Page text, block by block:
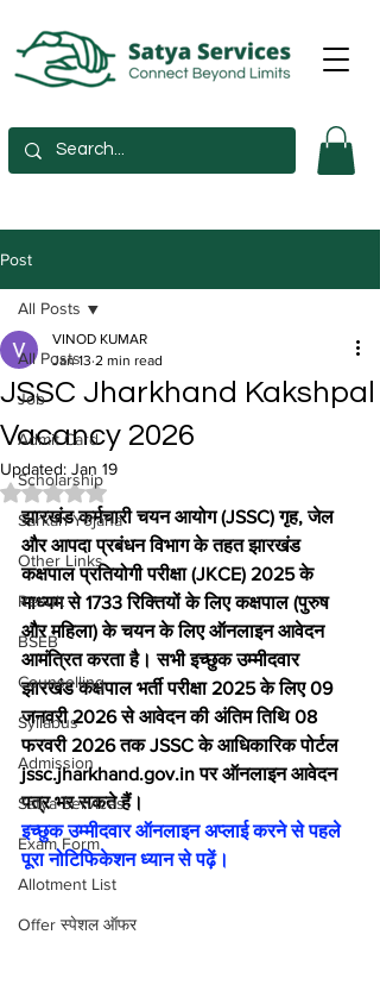
Post
All Posts
Job
Admit Card
Scholarship
Sarkari Yojana
Other Links
Result
BSEB
Counselling
Syllabus
Admission
Satya Services
Exam Form
Allotment List
Offer स्पेशल ऑफर
All Posts
JSSC Jharkhand Kakshpal
Vacancy 2026
VINOD KUMAR
Jan 13 2 min read
Updated: Jan 19
Rated NaN out of 5 stars.
झारखंड कर्मचारी चयन आयोग (JSSC) गृह, जेल
और आपदा प्रबंधन विभाग के तहत झारखंड
कक्षपाल प्रतियोगी परीक्षा (JKCE) 2025 के
माध्यम से 1733 रिक्तियों के लिए कक्षपाल (पुरुष
और महिला) के चयन के लिए ऑनलाइन आवेदन
आमंत्रित करता है। सभी इच्छुक उम्मीदवार
झारखंड कक्षपाल भर्ती परीक्षा 2025 के लिए 09
जनवरी 2026 से आवेदन की अंतिम तिथि 08
फरवरी 2026 तक JSSC के आधिकारिक पोर्टल
jssc.jharkhand.gov.in पर ऑनलाइन आवेदन
पत्र भर सकते हैं।
इच्छुक उम्मीदवार ऑनलाइन अप्लाई करने से पहले
पूरा नोटिफिकेशन ध्यान से पढ़ें।